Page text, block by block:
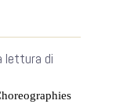
lettura di